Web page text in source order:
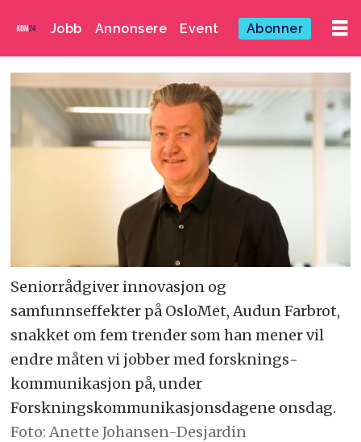
Jobb Annonsere Event Abonner
Seniorrådgiver innovasjon og
samfunnseffekter på OsloMet, Audun Farbrot,
snakket om fem trender som han mener vil
endre måten vi jobber med forsknings­
kommunikasjon på, under
Forskningskommunikasjonsdagene onsdag.
Foto: Anette Johansen-Desjardin